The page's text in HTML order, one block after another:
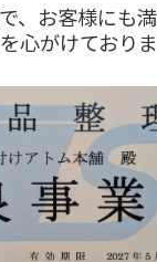
、お客様にも
心がけておりま